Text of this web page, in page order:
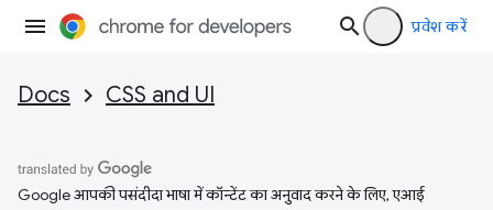
प्रवेश करें
Docs CSS and UI
Google आपकी पसंदीदा भाषा में कॉन्टेंट का अनुवाद करने के लिए, एआई